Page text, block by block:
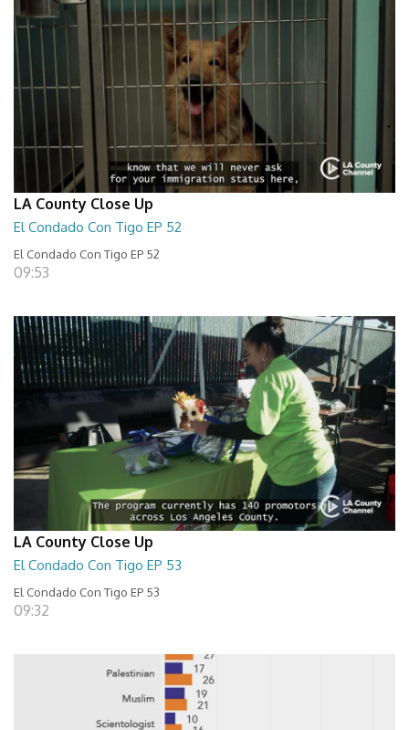
LA County Close Up
El Condado Con Tigo EP 52
El Condado Con Tigo EP 52
09:53
LA County Close Up
El Condado Con Tigo EP 53
El Condado Con Tigo EP 53
09:32